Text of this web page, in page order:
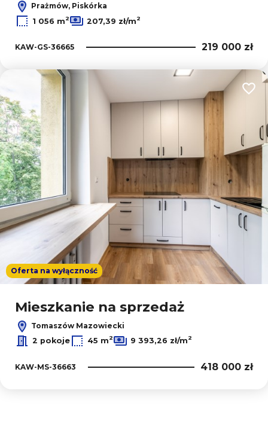
Prażmów, Piskórka
1 056 m2 207,39 zł/m2
KAW-GS-36665 219 000 zł
Oferta na wyłączność
Mieszkanie na sprzedaż
Tomaszów Mazowiecki
2 pokoje
45 m2 9 393,26 zł/m2
KAW-MS-36663 418 000 zł